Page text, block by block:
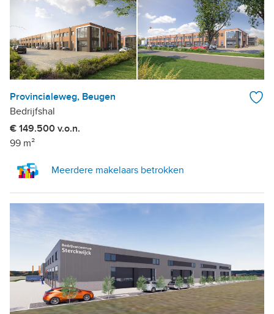
Provincialeweg, Beugen
Bedrijfshal
€ 149.500 v.o.n.
99 m²
Meerdere makelaars betrokken